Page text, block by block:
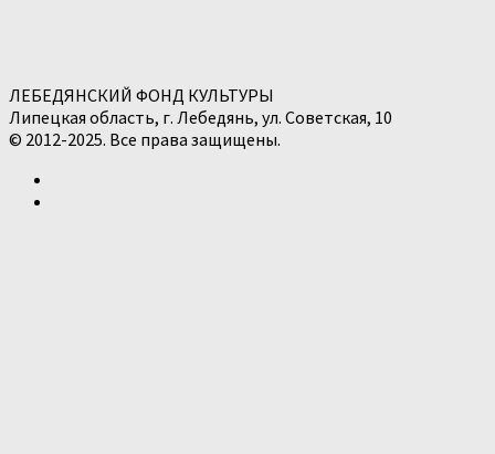
ЛЕБЕДЯНСКИЙ ФОНД КУЛЬТУРЫ
Липецкая область, г. Лебедянь, ул. Советская, 10
© 2012-2025. Все права защищены.